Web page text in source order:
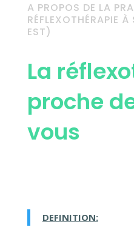
A PROPOS DE LA
RÉFLEXOTHÉRAPIE
EST)
La
proche
vous
DEFINITION: